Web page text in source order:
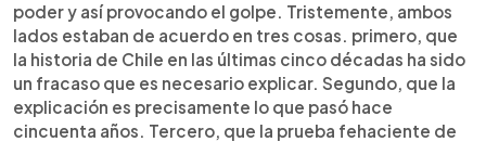
poder y así provocando el golpe. Tristemente, ambos
lados estaban de acuerdo en tres cosas. primero, que
la historia de Chile en las últimas cinco décadas ha sido
un fracaso que es necesario explicar. Segundo, que la
explicación es precisamente lo que pasó hace
cincuenta años. Tercero, que la prueba fehaciente de